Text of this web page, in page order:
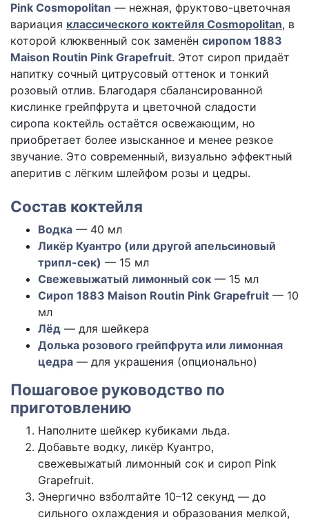
Pink Cosmopolitan — нежная, фруктово-цветочная
вариация классического коктейля Cosmopolitan, в
которой клюквенный сок заменён сиропом 1883
Maison Routin Pink Grapefruit. Этот сироп придаёт
напитку сочный цитрусовый оттенок и тонкий
розовый отлив. Благодаря сбалансированной
кислинке грейпфрута и цветочной сладости
сиропа коктейль остаётся освежающим, но
приобретает более изысканное и менее резкое
звучание. Это современный, визуально эффектный
аперитив с лёгким шлейфом розы и цедры.
Состав коктейля
Водка — 40 мл
Ликёр Куантро (или другой апельсиновый
трипл-сек) — 15 мл
Свежевыжатый лимонный сок — 15 мл
Сироп 1883 Maison Routin Pink Grapefruit — 10
мл
Лёд — для шейкера
Долька розового грейпфрута или лимонная
цедра — для украшения (опционально)
Пошаговое руководство по
приготовлению
Наполните шейкер кубиками льда.
Добавьте водку, ликёр Куантро,
свежевыжатый лимонный сок и сироп Pink
Grapefruit.
Энергично взболтайте 10–12 секунд — до
сильного охлаждения и образования мелкой,